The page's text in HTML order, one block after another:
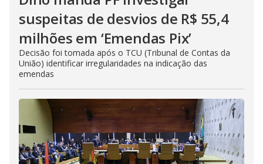
suspeitas de desvios de R$ 55,4
milhões em ‘Emendas Pix’
Decisão foi tomada após o TCU (Tribunal de Contas da
União) identificar irregularidades na indicação das
emendas